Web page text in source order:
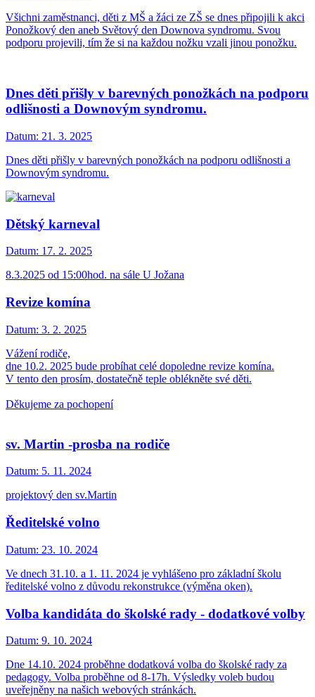
Všichni zaměstnanci, děti z MŠ a žáci ze ZŠ se dnes připojili k akci
Ponožkový den aneb Světový den Downova syndromu. Svou
podporu projevili, tím že si na každou nožku vzali jinou ponožku.
Dnes děti přišly v barevných ponožkách na podporu
odlišnosti a Downovým syndromu.
Datum: 21. 3. 2025
Dnes děti přišly v barevných ponožkách na podporu odlišnosti a
Downovým syndromu.
Dětský karneval
Datum: 17. 2. 2025
8.3.2025 od 15:00hod. na sále U Jožana
Revize komína
Datum: 3. 2. 2025
Vážení rodiče,
dne 10.2. 2025 bude probíhat celé dopoledne revize komína.
V tento den prosím, dostatečně teple oblékněte své děti.
Děkujeme za pochopení
sv. Martin -prosba na rodiče
Datum: 5. 11. 2024
projektový den sv.Martin
Ředitelské volno
Datum: 23. 10. 2024
Ve dnech 31.10. a 1. 11. 2024 je vyhlášeno pro základní školu
ředitelské volno z důvodu rekonstrukce (výměna oken).
Volba kandidáta do školské rady - dodatkové volby
Datum: 9. 10. 2024
Dne 14.10. 2024 proběhne dodatková volba do školské rady za
pedagogy. Volba proběhne od 8-17h. Výsledky voleb budou
uveřejněny na našich webových stránkách.